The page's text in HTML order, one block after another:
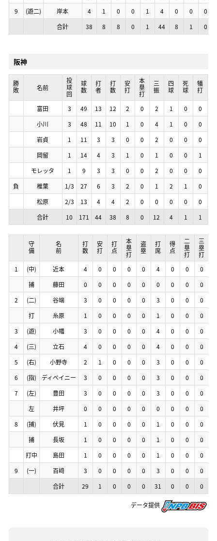
9
(遊二) 岸本 4 1 0 0 1 4 0 0
0
合計
38 8 8 0 1 44 8 1 0
9
(遊二) 岸本 4 1 0 0 1 4 0 0
0
合計
38 8 8 0 1 44 8 1 0
9
(遊二) 岸本 4 1 0 0 1 4 0 0
0
合計
38 8 8 0 1 44 8 1 0
9
(遊二) 岸本 4 1 0 0 1 4 0 0
0
合計
38 8 8 0 1 44 8 1 0
阪神
勝敗 名前 投球回 球数 打者 打数 安打 本塁打 三振 四球 死球 犠打
富田 3 49 13 12 2 0 2 1 0 0
小川
3 48 11 10 1 0 4 1 0 0
岩貞
1 11 3 3 0 0 2 0 0 0
岡留
1 14 4 3 1 0 1 0 0 1
モレッタ
1 9 3 3 0 0 2 0 0 0
負
椎葉 1/3 27 6 3 2 0 1 2 1 0
松原
2/3 13 4 4 2 0 0 0 0 0
合計
10 171 44 38 8 0 12 4 1 1
勝敗 名前 投球回 球数 打者 打数 安打 本塁打 三振 四球 死球 犠打
富田 3 49 13 12 2 0 2 1 0 0
小川
3 48 11 10 1 0 4 1 0 0
岩貞
1 11 3 3 0 0 2 0 0 0
岡留
1 14 4 3 1 0 1 0 0 1
モレッタ
1 9 3 3 0 0 2 0 0 0
負
椎葉 1/3 27 6 3 2 0 1 2 1 0
松原
2/3 13 4 4 2 0 0 0 0 0
合計
10 171 44 38 8 0 12 4 1 1
勝敗 名前 投球回 球数 打者 打数 安打 本塁打 三振 四球 死球 犠打
富田 3 49 13 12 2 0 2 1 0 0
小川
3 48 11 10 1 0 4 1 0 0
岩貞
1 11 3 3 0 0 2 0 0 0
岡留
1 14 4 3 1 0 1 0 0 1
モレッタ
1 9 3 3 0 0 2 0 0 0
負
椎葉 1/3 27 6 3 2 0 1 2 1 0
松原
2/3 13 4 4 2 0 0 0 0 0
合計
10 171 44 38 8 0 12 4 1 1
勝敗 名前 投球回 球数 打者 打数 安打 本塁打 三振 四球 死球 犠打
富田 3 49 13 12 2 0 2 1 0 0
小川
3 48 11 10 1 0 4 1 0 0
岩貞
1 11 3 3 0 0 2 0 0 0
岡留
1 14 4 3 1 0 1 0 0 1
モレッタ
1 9 3 3 0 0 2 0 0 0
負
椎葉 1/3 27 6 3 2 0 1 2 1 0
松原
2/3 13 4 4 2 0 0 0 0 0
合計
10 171 44 38 8 0 12 4 1 1
守備 名前 打数 安打 打点 本塁打 盗塁 打席 得点 二塁打 三塁打
1 (中) 近本 4 0 0 0 0 4 0 0 0
捕
藤田 0 0 0 0 0 0 0 0 0
2
(二) 谷端 3 0 0 0 0 3 0 0 0
打
糸原 1 0 0 0 0 1 0 0 0
3
(遊) 小幡 3 0 0 0 0 4 0 0 0
4
(三) 立石 4 0 0 0 0 4 0 0 0
5
(右) 小野寺 2 1 0 0 0 3 0 0 0
6
(指) ディベイニー 3 0 0 0 0 3 0 0 0
7
(左) 豊田 3 0 0 0 0 3 0 0 0
左
井坪 0 0 0 0 0 0 0 0 0
8
(捕) 伏見 1 0 0 0 0 1 0 0 0
捕
長坂 1 0 0 0 0 1 0 0 0
打中
島田 1 0 0 0 0 1 0 0 0
9
(一) 百﨑 3 0 0 0 0 3 0 0 0
合計
29 1 0 0 0 31 0 0 0
守備 名前 打数 安打 打点 本塁打 盗塁 打席 得点 二塁打 三塁打
1 (中) 近本 4 0 0 0 0 4 0 0 0
捕
藤田 0 0 0 0 0 0 0 0 0
2
(二) 谷端 3 0 0 0 0 3 0 0 0
打
糸原 1 0 0 0 0 1 0 0 0
3
(遊) 小幡 3 0 0 0 0 4 0 0 0
4
(三) 立石 4 0 0 0 0 4 0 0 0
5
(右) 小野寺 2 1 0 0 0 3 0 0 0
6
(指) ディベイニー 3 0 0 0 0 3 0 0 0
7
(左) 豊田 3 0 0 0 0 3 0 0 0
左
井坪 0 0 0 0 0 0 0 0 0
8
(捕) 伏見 1 0 0 0 0 1 0 0 0
捕
長坂 1 0 0 0 0 1 0 0 0
打中
島田 1 0 0 0 0 1 0 0 0
9
(一) 百﨑 3 0 0 0 0 3 0 0 0
合計
29 1 0 0 0 31 0 0 0
守備 名前 打数 安打 打点 本塁打 盗塁 打席 得点 二塁打 三塁打
1 (中) 近本 4 0 0 0 0 4 0 0 0
捕
藤田 0 0 0 0 0 0 0 0 0
2
(二) 谷端 3 0 0 0 0 3 0 0 0
打
糸原 1 0 0 0 0 1 0 0 0
3
(遊) 小幡 3 0 0 0 0 4 0 0 0
4
(三) 立石 4 0 0 0 0 4 0 0 0
5
(右) 小野寺 2 1 0 0 0 3 0 0 0
6
(指) ディベイニー 3 0 0 0 0 3 0 0 0
7
(左) 豊田 3 0 0 0 0 3 0 0 0
左
井坪 0 0 0 0 0 0 0 0 0
8
(捕) 伏見 1 0 0 0 0 1 0 0 0
捕
長坂 1 0 0 0 0 1 0 0 0
打中
島田 1 0 0 0 0 1 0 0 0
9
(一) 百﨑 3 0 0 0 0 3 0 0 0
合計
29 1 0 0 0 31 0 0 0
守備 名前 打数 安打 打点 本塁打 盗塁 打席 得点 二塁打 三塁打
1 (中) 近本 4 0 0 0 0 4 0 0 0
捕
藤田 0 0 0 0 0 0 0 0 0
2
(二) 谷端 3 0 0 0 0 3 0 0 0
打
糸原 1 0 0 0 0 1 0 0 0
3
(遊) 小幡 3 0 0 0 0 4 0 0 0
4
(三) 立石 4 0 0 0 0 4 0 0 0
5
(右) 小野寺 2 1 0 0 0 3 0 0 0
6
(指) ディベイニー 3 0 0 0 0 3 0 0 0
7
(左) 豊田 3 0 0 0 0 3 0 0 0
左
井坪 0 0 0 0 0 0 0 0 0
8
(捕) 伏見 1 0 0 0 0 1 0 0 0
捕
長坂 1 0 0 0 0 1 0 0 0
打中
島田 1 0 0 0 0 1 0 0 0
9
(一) 百﨑 3 0 0 0 0 3 0 0 0
合計
29 1 0 0 0 31 0 0 0
データ提供